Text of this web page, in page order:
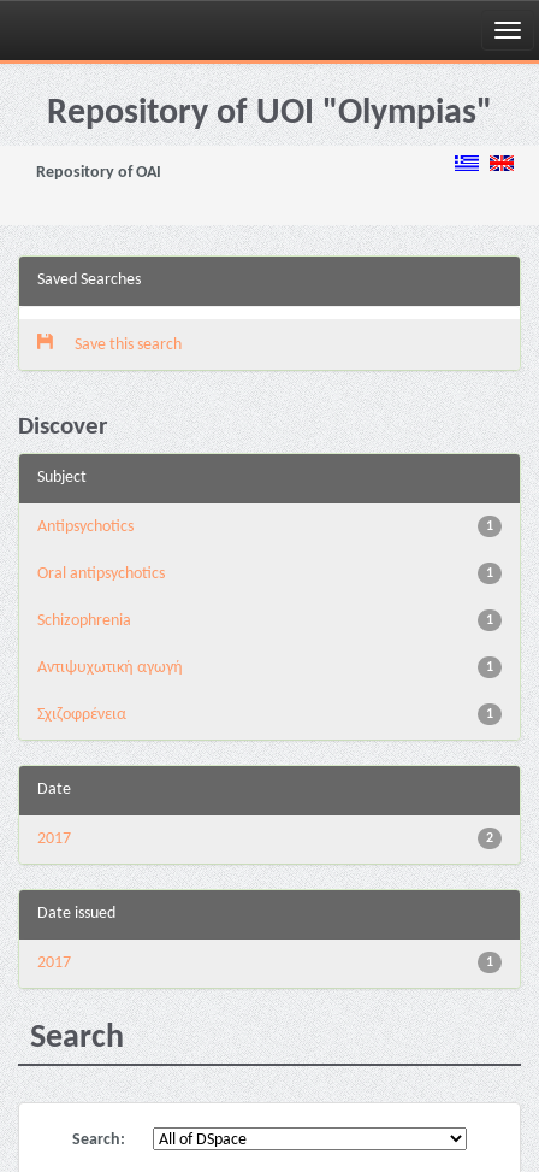
Skip
navigationRepository of UOI "Olympias"
Repository of OAI
Saved Searches
Save this search
Discover
Subject
1
Antipsychotics
1
Oral antipsychotics
1
Schizophrenia
1
Αντιψυχωτική αγωγή
1
Σχιζοφρένεια
Date
2
2017
Date issued
1
2017
Search
Search: